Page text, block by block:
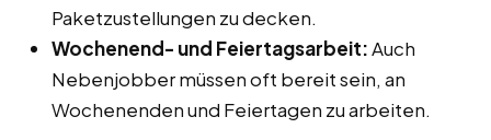
Paketzustellungen zu decken.
Wochenend- und Feiertagsarbeit:Auch
Nebenjobber müssen oft bereit sein, an
Wochenenden und Feiertagen zu arbeiten.